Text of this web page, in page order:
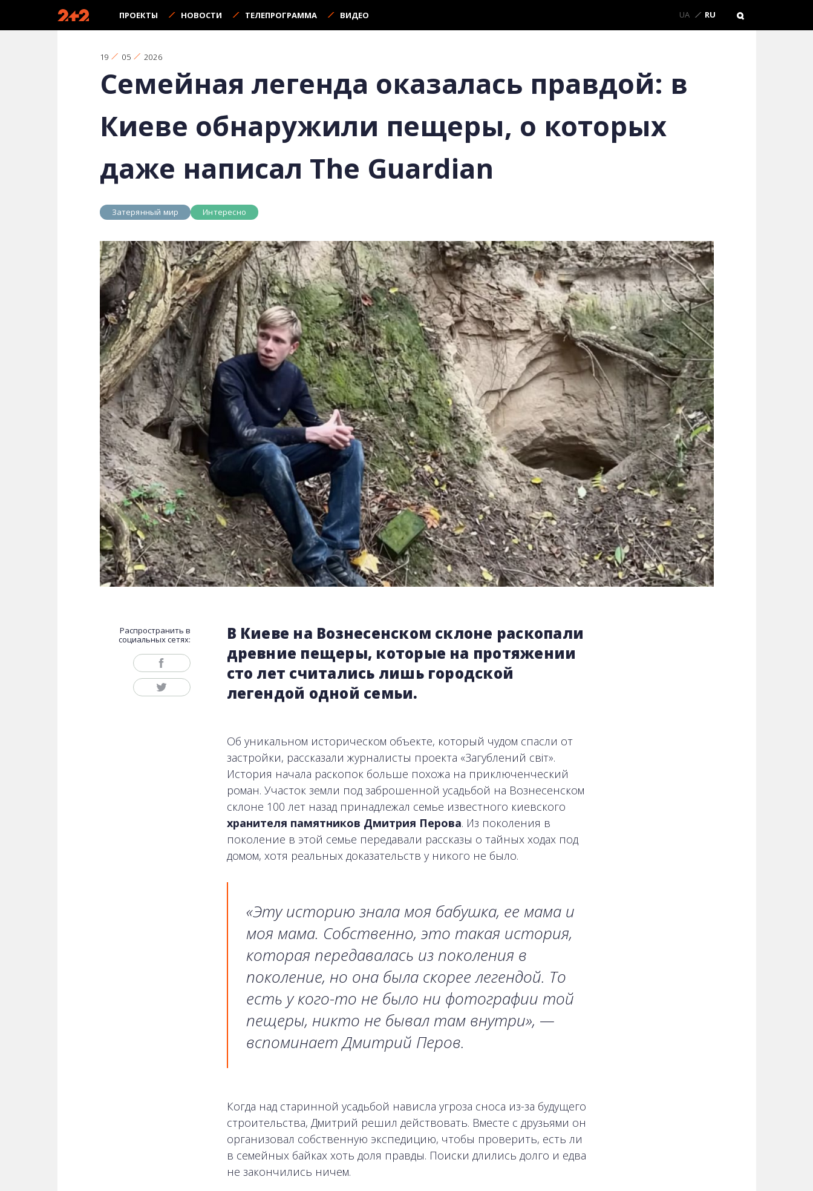
ПРОЕКТЫ НОВОСТИ ТЕЛЕПРОГРАММА ВИДЕО UA RU
19 05 2026
Семейная легенда оказалась правдой: в
Киеве обнаружили пещеры, о которых
даже написал The Guardian
Затерянный мир Интересно
Распространить в
социальных сетях:
В Киеве на Вознесенском склоне раскопали
древние пещеры, которые на протяжении
сто лет считались лишь городской
легендой одной семьи.
Об уникальном историческом объекте, который чудом спасли от
застройки, рассказали журналисты проекта «Загублений світ».
История начала раскопок больше похожа на приключенческий
роман. Участок земли под заброшенной усадьбой на Вознесенском
склоне 100 лет назад принадлежал семье известного киевского
хранителя памятников Дмитрия Перова. Из поколения в
поколение в этой семье передавали рассказы о тайных ходах под
домом, хотя реальных доказательств у никого не было.
«Эту историю знала моя бабушка, ее мама и
моя мама. Собственно, это такая история,
которая передавалась из поколения в
поколение, но она была скорее легендой. То
есть у кого-то не было ни фотографии той
пещеры, никто не бывал там внутри», —
вспоминает Дмитрий Перов.
Когда над старинной усадьбой нависла угроза сноса из-за будущего
строительства, Дмитрий решил действовать. Вместе с друзьями он
организовал собственную экспедицию, чтобы проверить, есть ли
в семейных байках хоть доля правды. Поиски длились долго и едва
не закончились ничем.